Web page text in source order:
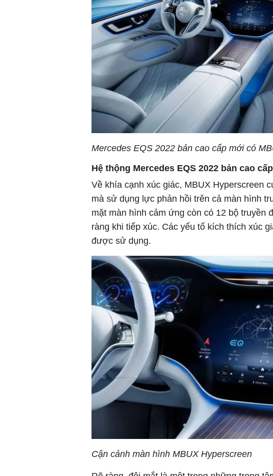
Mercedes EQS 2022 bản cao cấp mới có
Hệ thộng Mercedes EQS 2022 bản cao cấp
Về khía cạnh xúc giác, MBUX Hyperscreen
mà sử dụng lực phản hồi trên cả màn hình
mặt màn hình cảm ứng còn có 12 bộ truyền
ràng khi tiếp xúc. Các yếu tố kích thích xúc
được sử dụng.
Cận cảnh màn hình MBUX Hyperscreen